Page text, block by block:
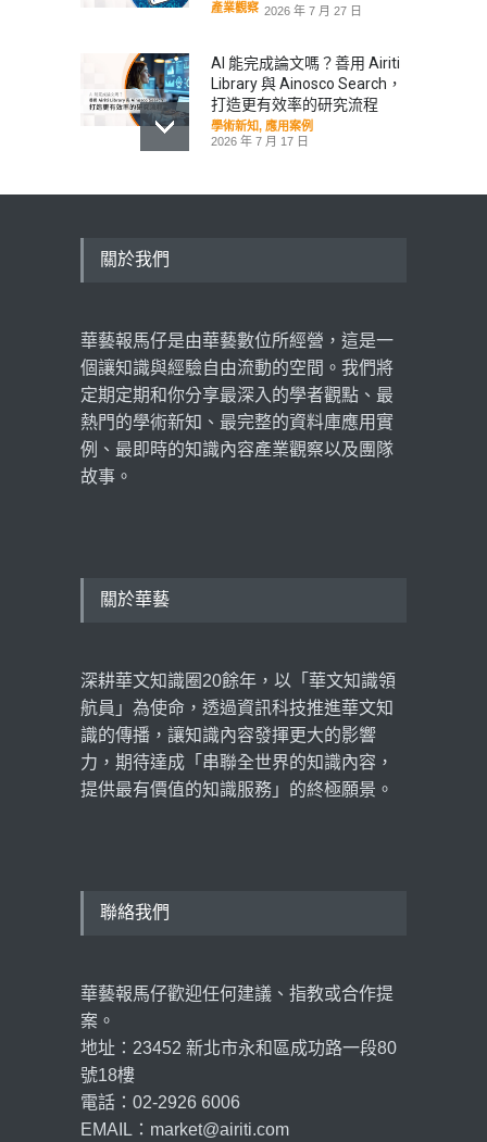
產業觀察 2026 年 7 月 27 日
AI 能完成論文嗎？善用 Airiti
Library 與 Ainosco Search，
打造更有效率的研究流程
學術新知, 應用案例
2026 年 7 月 17 日
華藝線上圖書館年度報告出
超高齡社會下的長照想像，
黃龍冠：老年生活，不應是
被管理的人生！
2026 年 3 月 18 日
關於我們
華藝報馬仔是由華藝數位所經營，這是一
個讓知識與經驗自由流動的空間。我們將
定期定期和你分享最深入的學者觀點、最
熱門的學術新知、最完整的資料庫應用實
例、最即時的知識內容產業觀察以及團隊
故事。
關於華藝
深耕華文知識圈20餘年，以「華文知識領
航員」為使命，透過資訊科技推進華文知
識的傳播，讓知識內容發揮更大的影響
力，期待達成「串聯全世界的知識內容，
提供最有價值的知識服務」的終極願景。
聯絡我們
華藝報馬仔歡迎任何建議、指教或合作提
案。
地址：23452 新北市永和區成功路一段80
號18樓
電話：02-2926 6006
EMAIL：market@airiti.com